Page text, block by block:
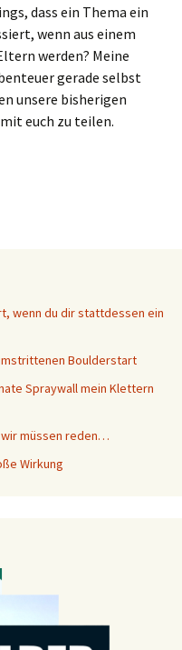
dass ein Thema ein
wenn aus einem
werden? Meine
gerade selbst
unsere bisherigen
euch zu teilen.
werden
wenn du dir stattdessen ein
Boulderstart
Spraywall mein Klettern
wir müssen reden…
Wirkung